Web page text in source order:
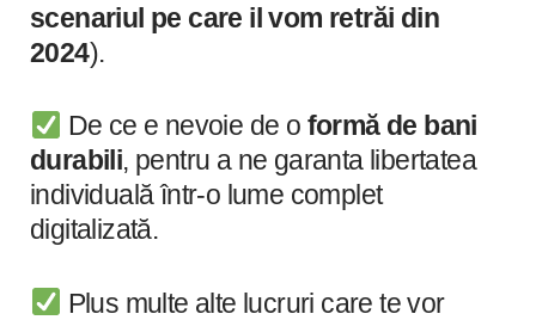
scenariul pe care il vom retrăi din
2024).
De ce e nevoie de o formă de bani
durabili, pentru a ne garanta libertatea
individuală într-o lume complet
digitalizată.
Plus multe alte lucruri care te vor